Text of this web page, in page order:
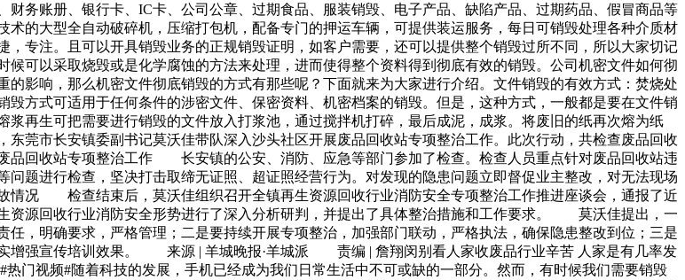
务账册、银行卡、IC卡、公司公章、过期食品、服装销毁、电子产品、缺陷产品、过期药品、假冒商品等
的大型全自动破碎机，压缩打包机，配备专门的押运车辆，可提供装运服务，每日可销毁处理各种介质材
专注。且可以开具销毁业务的正规销毁证明，如客户需要，还可以提供整个销毁过所不同，所以大家切记
可以采取烧毁或是化学腐蚀的方法来处理，进而使得整个资料得到彻底有效的销毁。公司机密文件如何彻
影响，那么机密文件彻底销毁的方式有那些呢？下面就来为大家进行介绍。文件销毁的有效方式：焚烧处
方式可适用于任何条件的涉密文件、保密资料、机密档案的销毁。但是，这种方式，一般都是要在文件销
再生可把需要进行销毁的文件放入打浆池，通过搅拌机打碎，最后成泥，成浆。将废旧的纸再次熔为纸
市长安镇委副书记莫沃佳带队深入沙头社区开展废品回收站专项整治工作。此次行动，共检查废品回收
回收站专项整治工作 长安镇的公安、消防、应急等部门参加了检查。检查人员重点针对废品回收站违
题进行检查，坚决打击取缔无证照、超证照经营行为。对发现的隐患问题立即督促业主整改，对无法现场
况 检查结束后，莫沃佳组织召开全镇再生资源回收行业消防安全专项整治工作推进座谈会，通报了近
资源回收行业消防安全形势进行了深入分析研判，并提出了具体整治措施和工作要求。 莫沃佳提出，一
，明确要求，严格管理；二是要持续开展专项整治，加强部门联动，严格执法，确保隐患整改到位；三是
增强宣传培训效果。 来源 | 羊城晚报·羊城派 责编 | 詹翔闵别看人家收废品行业辛苦 人家是有几率发
门视频#随着科技的发展，手机已经成为我们日常生活中不可或缺的一部分。然而，有时候我们需要销毁